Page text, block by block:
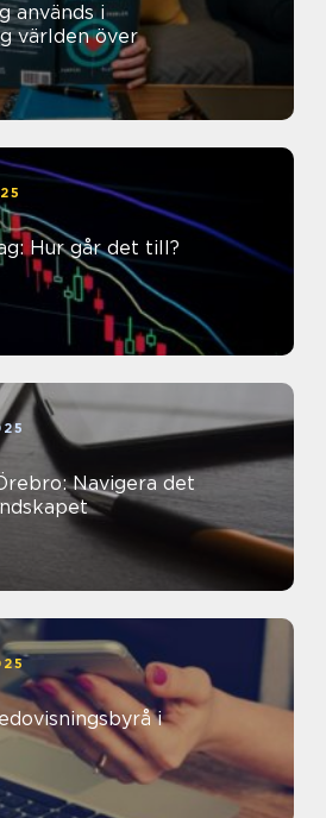
används i
världen över
Hur går det till?
Navigera det
i